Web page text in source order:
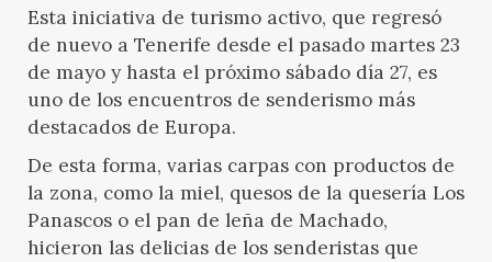
Esta iniciativa de turismo activo, que regresó
de nuevo a Tenerife desde el pasado martes 23
de mayo y hasta el próximo sábado día 27, es
uno de los encuentros de senderismo más
destacados de Europa.
De esta forma, varias carpas con productos de
la zona, como la miel, quesos de la quesería Los
Panascos o el pan de leña de Machado,
hicieron las delicias de los senderistas que